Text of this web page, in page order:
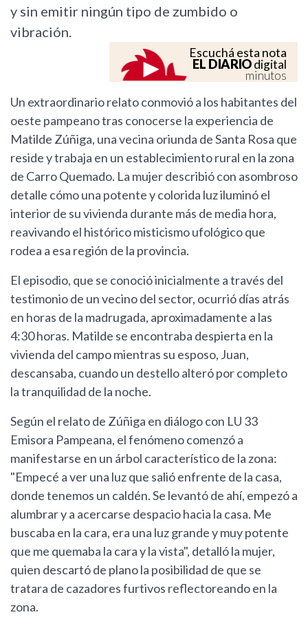
y sin emitir ningún tipo de zumbido o
vibración.
Escuchá esta nota
EL DIARIOdigital
minutos
Un extraordinario relato conmovió a los habitantes del
oeste pampeano tras conocerse la experiencia de
Matilde Zúñiga, una vecina oriunda de Santa Rosa que
reside y trabaja en un establecimiento rural en la zona
de Carro Quemado. La mujer describió con asombroso
detalle cómo una potente y colorida luz iluminó el
interior de su vivienda durante más de media hora,
reavivando el histórico misticismo ufológico que
rodea a esa región de la provincia.
El episodio, que se conoció inicialmente a través del
testimonio de un vecino del sector, ocurrió días atrás
en horas de la madrugada, aproximadamente a las
4:30 horas. Matilde se encontraba despierta en la
vivienda del campo mientras su esposo, Juan,
descansaba, cuando un destello alteró por completo
la tranquilidad de la noche.
Según el relato de Zúñiga en diálogo con LU 33
Emisora Pampeana, el fenómeno comenzó a
manifestarse en un árbol característico de la zona:
"Empecé a ver una luz que salió enfrente de la casa,
donde tenemos un caldén. Se levantó de ahí, empezó a
alumbrar y a acercarse despacio hacia la casa. Me
buscaba en la cara, era una luz grande y muy potente
que me quemaba la cara y la vista", detalló la mujer,
quien descartó de plano la posibilidad de que se
tratara de cazadores furtivos reflectoreando en la
zona.